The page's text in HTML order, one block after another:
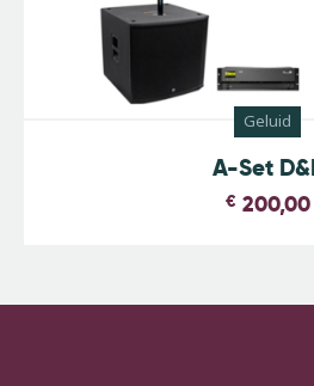
Geluid
A-Set
€ 200,00